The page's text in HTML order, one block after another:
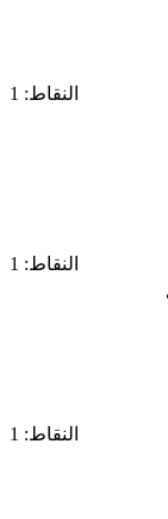
النقاط: 1
النقاط: 1
النقاط: 1